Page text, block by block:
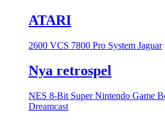
ATARI
2600 VCS 7800 Pro System Jaguar
Nya retrospel
NES 8-Bit Super Nintendo Game
Dreamcast